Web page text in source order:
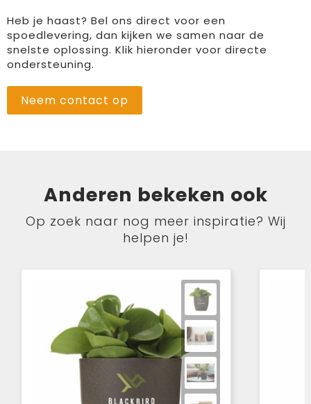
Heb je haast? Bel ons direct voor een
spoedlevering, dan kijken we samen naar de
snelste oplossing. Klik hieronder voor directe
ondersteuning.
Neem contact op
Anderen bekeken ook
Op zoek naar nog meer inspiratie? Wij
helpen je!